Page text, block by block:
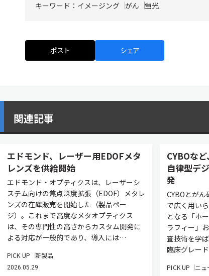
キーワード： イメージング がん 蛍光
ポスト シェア
関連記事
エドモンド、レーザー用EDOFメタ
レンズを供給開始
エドモンド・オプティクスは、レーザーシ
ステム向けの焦点深度拡張（EDOF）メタレ
ンズの在庫販売を開始した（製品ペー
ジ）。これまで高度なメタオプティクス
は、その専門性の高さからカスタム開発に
よる対応が一般的であり、導入には…
PICK UP 新製品
2026.05.29
CYBOな
自律型デ
発
CYBOとが
で広く用い
となる「ホ
ラフィー」
査技術を学
臨床グレー
PICK UP ニュ